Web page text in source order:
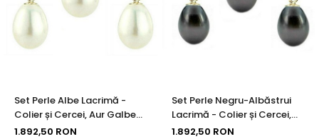
Set Perle Albe Lacrimă -
Colier și Cercei, Aur Galben
14K, Perle Naturale 5/8 mm |
1.892,50 RON
Set Perle Negru-Albăstrui
Lacrimă - Colier și Cercei,
Aur Galben 14K, Perle
1.892,50 RON